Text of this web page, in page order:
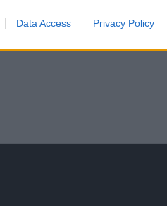
Data Access Privacy Policy
helyszíne lesz a Bor